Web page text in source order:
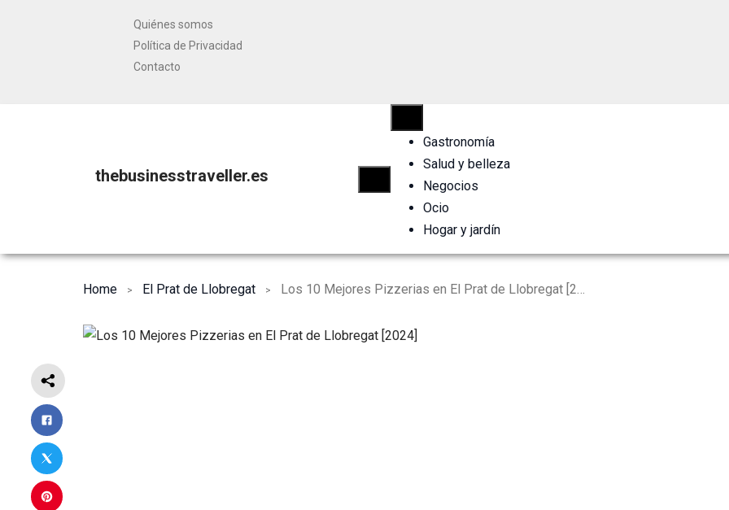
Quiénes somos
Política de Privacidad
Contacto
thebusinesstraveller.es
Gastronomía
Salud y belleza
Negocios
Ocio
Hogar y jardín
Home El Prat de Llobregat Los 10 Mejores Pizzerias en El Prat de Llobregat [2024]